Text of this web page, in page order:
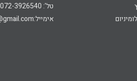
טל': 072-3926540
אימייל:aapergulot@gmail.com